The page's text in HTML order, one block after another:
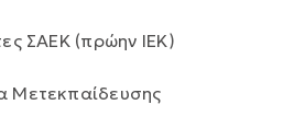
ΣΑΕΚ (πρώην ΙΕΚ)
Μετεκπαίδευσης